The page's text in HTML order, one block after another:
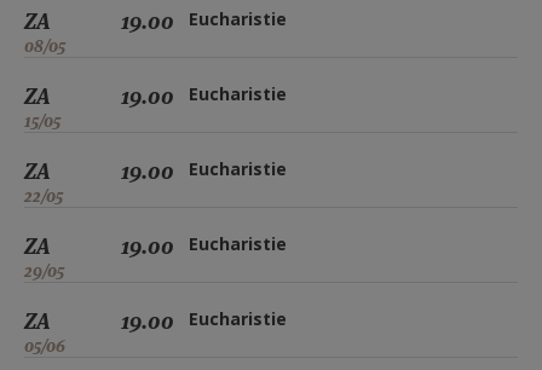
ZA
08/05
19.00 Eucharistie
ZA
15/05
19.00 Eucharistie
ZA
22/05
19.00 Eucharistie
ZA
29/05
19.00 Eucharistie
ZA
05/06
19.00 Eucharistie